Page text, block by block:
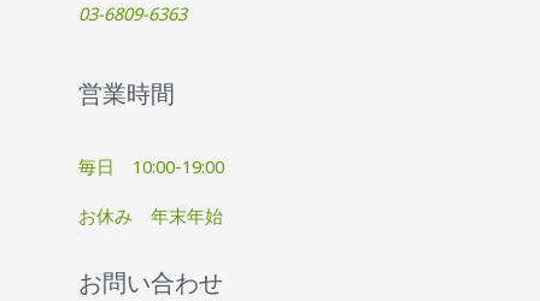
03-6809-6363
営業時間
毎日 10:00-19:00
お休み 年末年始
お問い合わせ